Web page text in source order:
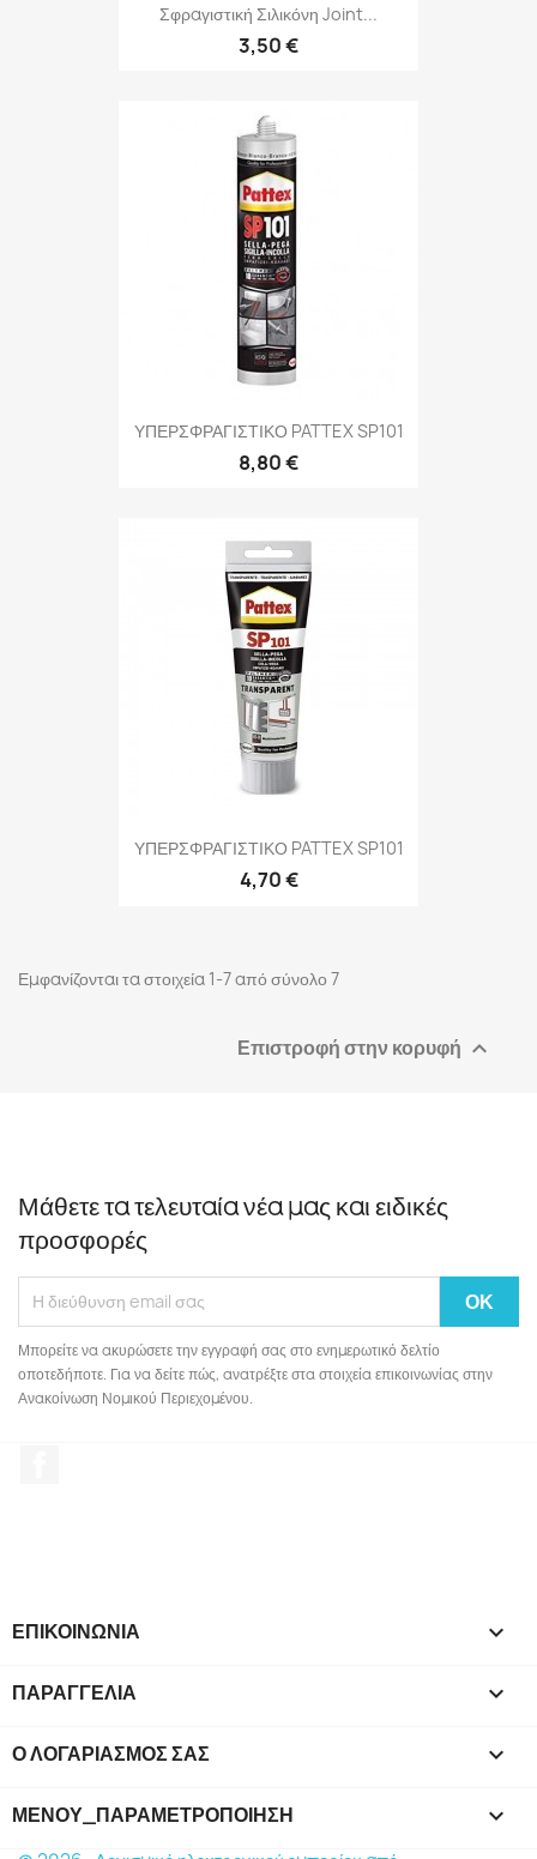
Σφραγιστική Σιλικόνη Joint...
3,50 €
ΥΠΕΡΣΦΡΑΓΙΣΤΙΚΟ PATTEX SP101
8,80 €
ΥΠΕΡΣΦΡΑΓΙΣΤΙΚΟ PATTEX SP101
4,70 €
Εμφανίζονται τα στοιχεία 1-7 από σύνολο 7
Επιστροφή στην κορυφή 
Μάθετε τα τελευταία νέα μας και ειδικές
προσφορές
Μπορείτε να ακυρώσετε την εγγραφή σας στο ενημερωτικό δελτίο
οποτεδήποτε. Για να δείτε πώς, ανατρέξτε στα στοιχεία επικοινωνίας στην
Ανακοίνωση Νομικού Περιεχομένου.
ΕΠΙΚΟΙΝΩΝΙΑ 
ΠΑΡΑΓΓΕΛΙΑ 
Ο ΛΟΓΑΡΙΑΣΜΌΣ ΣΑΣ 
ΜΕΝΟΎ_ΠΑΡΑΜΕΤΡΟΠΟΊΗΣΗ keyboard_arrow_down